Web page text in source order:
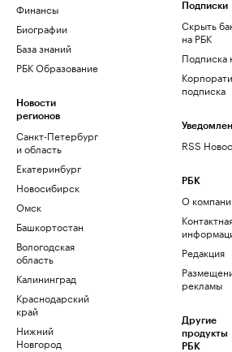
Финансы
Биографии
База знаний
РБК Образование
Новости
регионов
Санкт-Петербург
и область
Екатеринбург
Новосибирск
Омск
Башкортостан
Вологодская
область
Калининград
Краснодарский
край
Нижний
Новгород
Подписки
Скрыть
на РБК
Подписка
подписка
RSS
РБК
О
Редакция
рекламы
Другие
продукты
РБК